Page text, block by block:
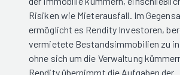
Risiken wie Mieterausfall. Im
ermöglicht es Rendity Investoren,
vermietete Bestandsimmobilien zu
ohne sich um die Verwaltung
Rendity übernimmt die Aufgaben der